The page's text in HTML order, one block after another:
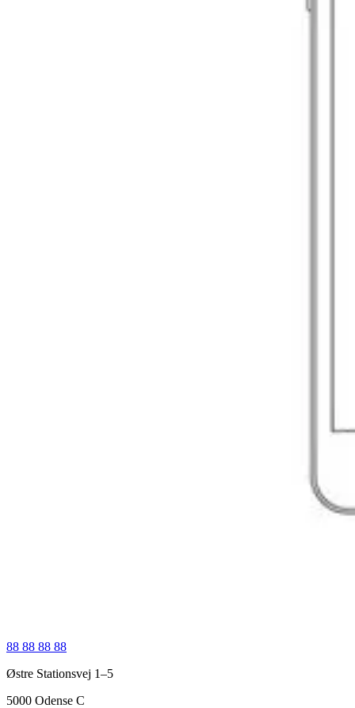
88 88 88 88
Østre Stationsvej 1–5
5000 Odense C